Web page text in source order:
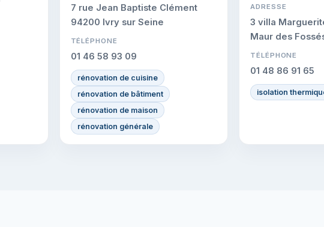
7 rue Jean Baptiste Clément
94200 Ivry sur Seine
TÉLÉPHONE
01 46 58 93 09
rénovation de cuisine
rénovation de bâtiment
rénovation de maison
rénovation générale
ADRESSE
3 villa
Maur des
TÉLÉPHONE
01 48 86 91 65
isolation